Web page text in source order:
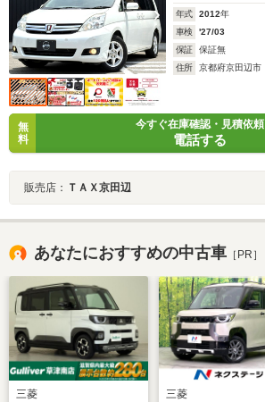
年式 2012年
車検
'27/03
保証
保証無
住所
京都府京田辺市
無
料
今すぐ在庫確認・見積依頼
電話する
販売店： ＴＡＸ京田辺
あなたにおすすめの中古車 ［PR］
三菱 三菱